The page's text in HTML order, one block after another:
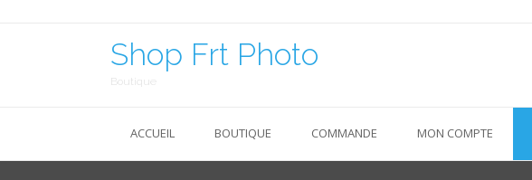
Shop Frt Photo
Boutique
ACCUEIL BOUTIQUE COMMANDE MON COMPTE